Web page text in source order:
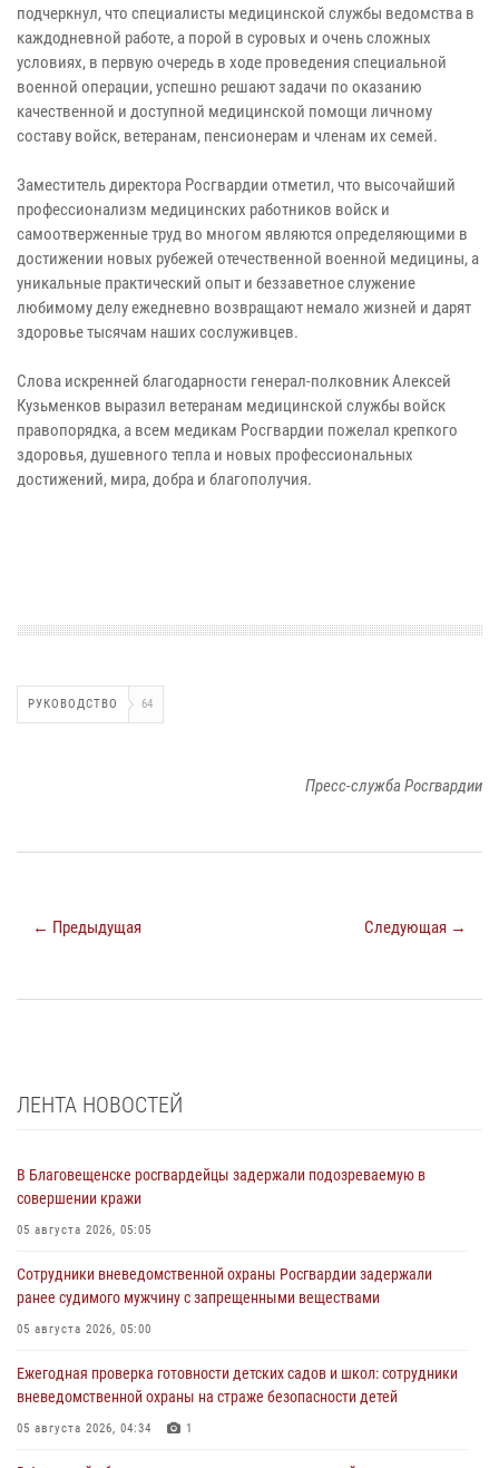
подчеркнул, что специалисты медицинской службы ведомства в
каждодневной работе, а порой в суровых и очень сложных
условиях, в первую очередь в ходе проведения специальной
военной операции, успешно решают задачи по оказанию
качественной и доступной медицинской помощи личному
составу войск, ветеранам, пенсионерам и членам их семей.
Заместитель директора Росгвардии отметил, что высочайший
профессионализм медицинских работников войск и
самоотверженные труд во многом являются определяющими в
достижении новых рубежей отечественной военной медицины, а
уникальные практический опыт и беззаветное служение
любимому делу ежедневно возвращают немало жизней и дарят
здоровье тысячам наших сослуживцев.
Слова искренней благодарности генерал-полковник Алексей
Кузьменков выразил ветеранам медицинской службы войск
правопорядка, а всем медикам Росгвардии пожелал крепкого
здоровья, душевного тепла и новых профессиональных
достижений, мира, добра и благополучия.
РУКОВОДСТВО 64
Пресс-служба Росгвардии
← Предыдущая Следующая →
ЛЕНТА НОВОСТЕЙ
В Благовещенске росгвардейцы задержали подозреваемую в
совершении кражи
05 августа 2026, 05:05
Сотрудники вневедомственной охраны Росгвардии задержали
ранее судимого мужчину с запрещенными веществами
05 августа 2026, 05:00
Ежегодная проверка готовности детских садов и школ: сотрудники
вневедомственной охраны на страже безопасности детей
05 августа 2026, 04:34 1